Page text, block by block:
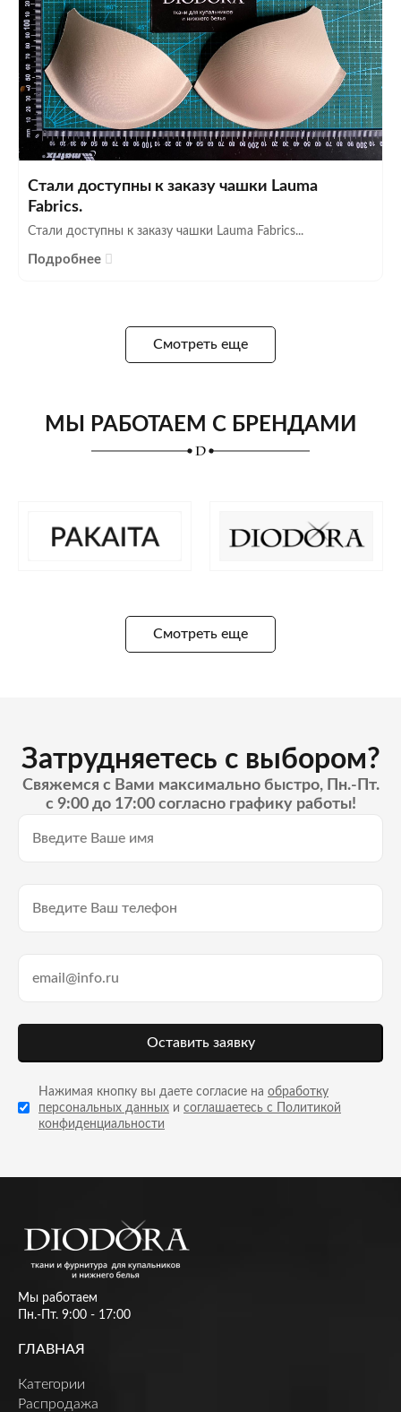
Стали доступны к заказу чашки Lauma
Fabrics.
Стали доступны к заказу чашки Lauma Fabrics...
Подробнее
Смотреть еще
МЫ РАБОТАЕМ С БРЕНДАМИ
Смотреть еще
Затрудняетесь с выбором?
Свяжемся с Вами максимально быстро, Пн.-Пт.
с 9:00 до 17:00 согласно графику работы!
Оставить заявку
Нажимая кнопку вы даете согласие на обработку
персональных данных и соглашаетесь с Политикой
конфиденциальности
Мы работаем
Пн.-Пт. 9:00 - 17:00
ГЛАВНАЯ
Категории
Распродажа